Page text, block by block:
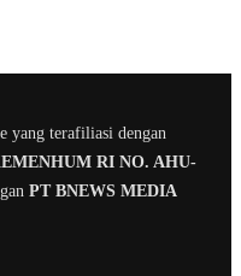
yang terafiliasi dengan
RI NO. AHU-
PT BNEWS MEDIA